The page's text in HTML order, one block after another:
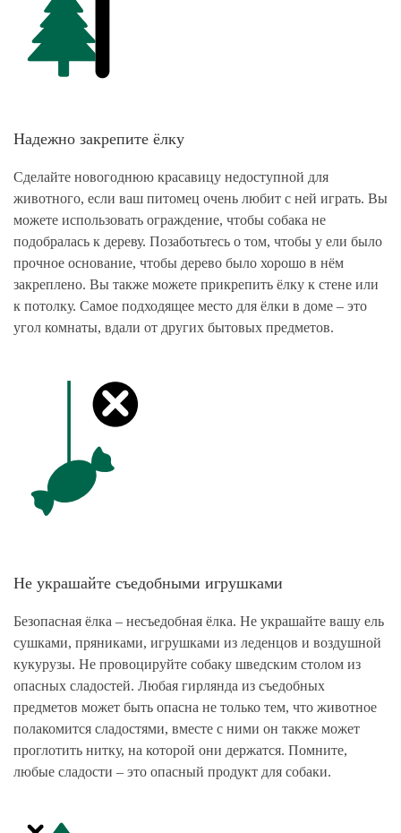
Надежно закрепите ёлку
Сделайте новогоднюю красавицу недоступной для
животного, если ваш питомец очень любит с ней играть. Вы
можете использовать ограждение, чтобы собака не
подобралась к дереву. Позаботьтесь о том, чтобы у ели было
прочное основание, чтобы дерево было хорошо в нём
закреплено. Вы также можете прикрепить ёлку к стене или
к потолку. Самое подходящее место для ёлки в доме – это
угол комнаты, вдали от других бытовых предметов.
Не украшайте съедобными игрушками
Безопасная ёлка – несъедобная ёлка. Не украшайте вашу ель
сушками, пряниками, игрушками из леденцов и воздушной
кукурузы. Не провоцируйте собаку шведским столом из
опасных сладостей. Любая гирлянда из съедобных
предметов может быть опасна не только тем, что животное
полакомится сладостями, вместе с ними он также может
проглотить нитку, на которой они держатся. Помните,
любые сладости – это опасный продукт для собаки.